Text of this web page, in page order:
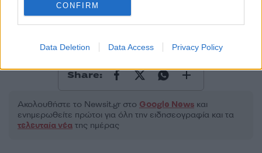
CONFIRM
Data Deletion Data Access Privacy Policy
Όροι Χρήσης. Το site προστατεύεται από reCAPTCHA, ισχύουν
Πολιτική Απορρήτου&Όροι Χρήσης
ΚΑΝΑΔΑΣ
ΟΧΑΪΟ ΧΙΟΝΟΘΥΕΛΛΑ
Share:
Ακολουθήστε το Νewsit.gr στο Google News και
ενημερωθείτε πρώτοι για όλη την ειδησεογραφία και τα
τελευταία νέα της ημέρας